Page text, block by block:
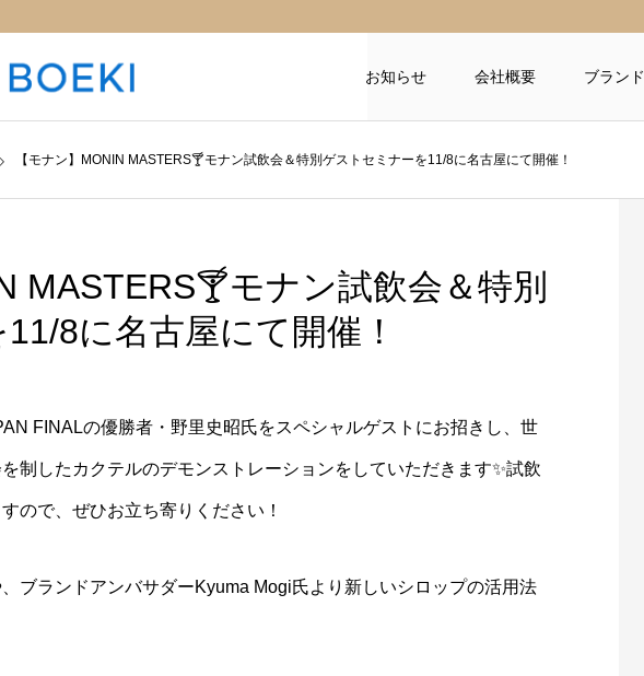
お知らせ 会社概要 ブランド
【モナン】MONIN MASTERS🍸モナン試飲会＆特別ゲストセミナーを11/8に名古屋にて開催！
MASTERS🍸モナン試飲会＆特別
8に名古屋にて開催！
FINALの優勝者・野里史昭氏をスペシャルゲストにお招きし、世
制したカクテルのデモンストレーションをしていただきます✨試飲
ので、ぜひお立ち寄りください！
ブランドアンバサダーKyuma Mogi氏より新しいシロップの活用法